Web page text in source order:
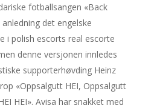
fotballsangen «Back
det engelske
i polish escorts real escorte
denne versjonen innledes
supporterhøvding Heinz
«Oppsalgutt HEI, Oppsalgutt
HEI». Avisa har snakket med